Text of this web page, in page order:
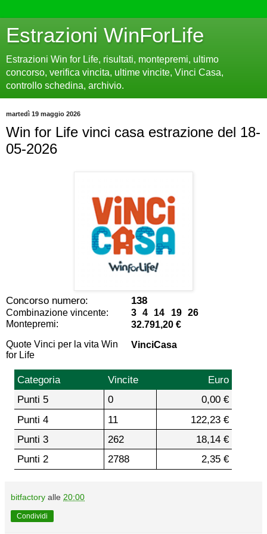
Estrazioni WinForLife
Estrazioni Win for Life, risultati, montepremi, ultimo
concorso, verifica vincita, ultime vincite, Vinci Casa,
controllo schedina, archivio.
martedì 19 maggio 2026
Win for Life vinci casa estrazione del 18-
05-2026
Concorso numero: 138
Combinazione vincente:
3 4 14 19 26
Montepremi:
32.791,20 €
Quote Vinci per la vita Win
for Life
VinciCasa
Categoria Vincite
Euro
Punti 5
0
0,00 €
Punti 4
11
122,23 €
Punti 3
262
18,14 €
Punti 2
2788 2,35 €
bitfactory alle 20:00
Condividi